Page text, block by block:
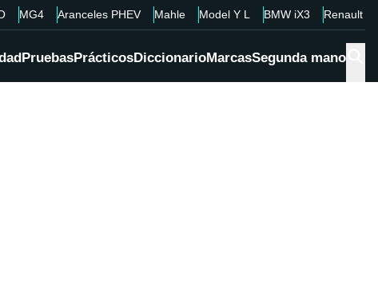
MG4 Aranceles PHEV Mahle Model Y L BMW iX3 Renault
PruebasPrácticosDiccionarioMarcasSegunda mano